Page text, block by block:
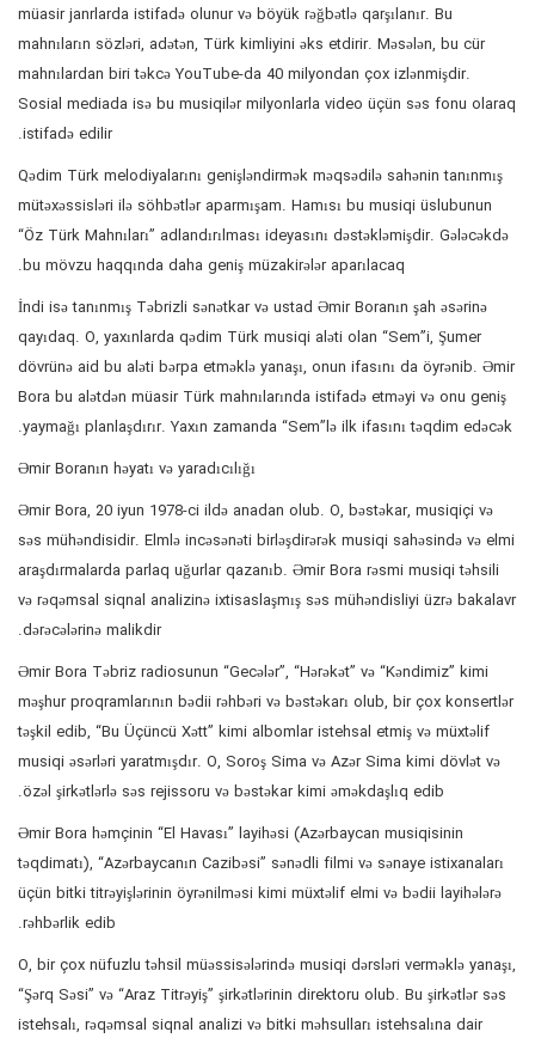
müasir janrlarda istifadə olunur və böyük rəğbətlə qarşılanır. Bu
mahnıların sözləri, adətən, Türk kimliyini əks etdirir. Məsələn, bu cür
mahnılardan biri təkcə YouTube-da 40 milyondan çox izlənmişdir.
Sosial mediada isə bu musiqilər milyonlarla video üçün səs fonu olaraq
istifadə edilir.
Qədim Türk melodiyalarını genişləndirmək məqsədilə sahənin tanınmış
mütəxəssisləri ilə söhbətlər aparmışam. Hamısı bu musiqi üslubunun
“Öz Türk Mahnıları” adlandırılması ideyasını dəstəkləmişdir. Gələcəkdə
bu mövzu haqqında daha geniş müzakirələr aparılacaq.
İndi isə tanınmış Təbrizli sənətkar və ustad Əmir Boranın şah əsərinə
qayıdaq. O, yaxınlarda qədim Türk musiqi aləti olan “Sem”i, Şumer
dövrünə aid bu aləti bərpa etməklə yanaşı, onun ifasını da öyrənib. Əmir
Bora bu alətdən müasir Türk mahnılarında istifadə etməyi və onu geniş
yaymağı planlaşdırır. Yaxın zamanda “Sem”lə ilk ifasını təqdim edəcək.
Əmir Boranın həyatı və yaradıcılığı
Əmir Bora, 20 iyun 1978-ci ildə anadan olub. O, bəstəkar, musiqiçi və
səs mühəndisidir. Elmlə incəsənəti birləşdirərək musiqi sahəsində və elmi
araşdırmalarda parlaq uğurlar qazanıb. Əmir Bora rəsmi musiqi təhsili
və rəqəmsal siqnal analizinə ixtisaslaşmış səs mühəndisliyi üzrə bakalavr
dərəcələrinə malikdir.
Əmir Bora Təbriz radiosunun “Gecələr”, “Hərəkət” və “Kəndimiz” kimi
məşhur proqramlarının bədii rəhbəri və bəstəkarı olub, bir çox konsertlər
təşkil edib, “Bu Üçüncü Xətt” kimi albomlar istehsal etmiş və müxtəlif
musiqi əsərləri yaratmışdır. O, Soroş Sima və Azər Sima kimi dövlət və
özəl şirkətlərlə səs rejissoru və bəstəkar kimi əməkdaşlıq edib.
Əmir Bora həmçinin “El Havası” layihəsi (Azərbaycan musiqisinin
təqdimatı), “Azərbaycanın Cazibəsi” sənədli filmi və sənaye istixanaları
üçün bitki titrəyişlərinin öyrənilməsi kimi müxtəlif elmi və bədii layihələrə
rəhbərlik edib.
O, bir çox nüfuzlu təhsil müəssisələrində musiqi dərsləri verməklə yanaşı,
“Şərq Səsi” və “Araz Titrəyiş” şirkətlərinin direktoru olub. Bu şirkətlər səs
istehsalı, rəqəmsal siqnal analizi və bitki məhsulları istehsalına dair